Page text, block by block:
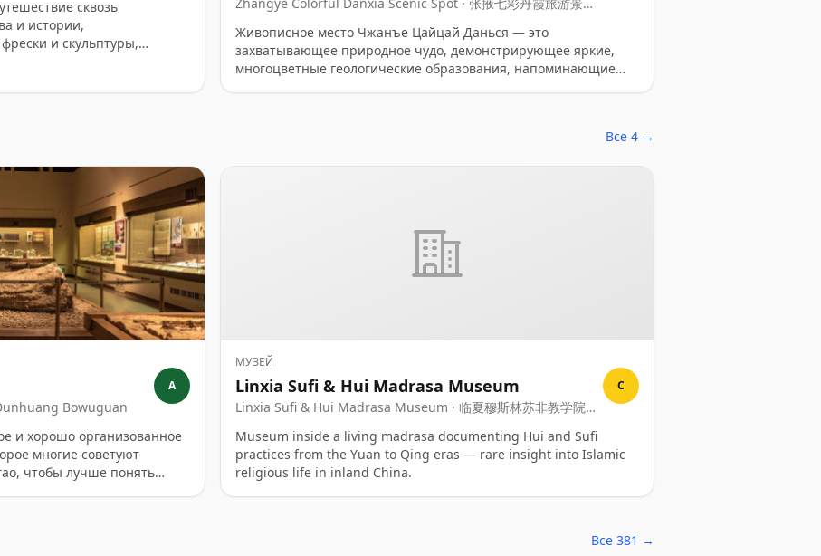
сквозь
и истории,
и скульптуры,
на культурный обмен вдоль
Живописное место Чжанъе Цайцай Данься — это
захватывающее природное чудо, демонстрирующее яркие,
многоцветные геологические образования, напоминающие
Все 4 →
Bowuguan
A
и хорошо организованное
многие советуют
чтобы лучше понять
и неравномерное
МУЗЕЙ
Linxia Sufi & Hui Madrasa Museum
Linxia Sufi & Hui Madrasa Museum · 临夏穆斯林苏非教学院博
C
Museum inside a living madrasa documenting Hui and Sufi
practices from the Yuan to Qing eras — rare insight into Islamic
religious life in inland China.
Все 381 →